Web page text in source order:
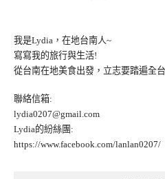
我是Lydia，在地台南人~
寫寫我的旅行與生活!
從台南在地美食出發，立志要踏遍全
聯絡信箱:
lydia0207@gmail.com
Lydia的紛絲團:
https://www.facebook.com/lanlan0207/